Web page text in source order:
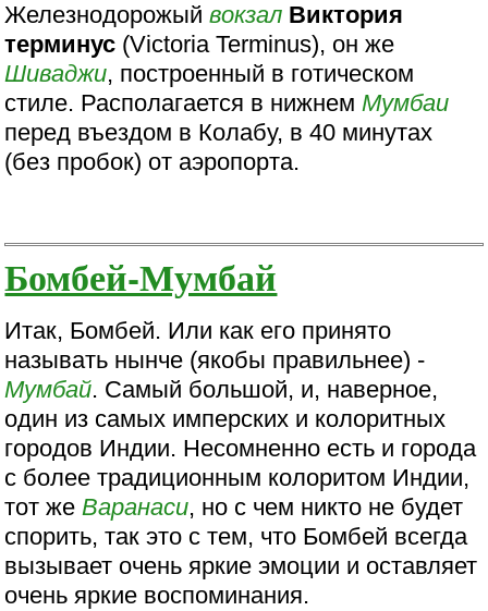
Железнодорожыйвокзал Виктория
терминус (Victoria Terminus), он же
Шиваджи, построенный в готическом
стиле. Располагается в нижнемМумбаи
перед въездом в Колабу, в 40 минутах
(без пробок) от аэропорта.
Бомбей-Мумбай
Итак, Бомбей. Или как его принято
называть нынче (якобы правильнее) -
Мумбай. Самый большой, и, наверное,
один из самых имперских и колоритных
городов Индии. Несомненно есть и города
с более традиционным колоритом Индии,
тот жеВаранаси, но с чем никто не будет
спорить, так это с тем, что Бомбей всегда
вызывает очень яркие эмоции и оставляет
очень яркие воспоминания.